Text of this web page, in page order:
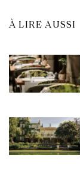
À LIRE AUSSI